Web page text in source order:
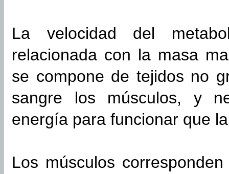
La velocidad del
relacionada con la masa
se compone de tejidos no
sangre los músculos, y
energía para funcionar que
Los músculos